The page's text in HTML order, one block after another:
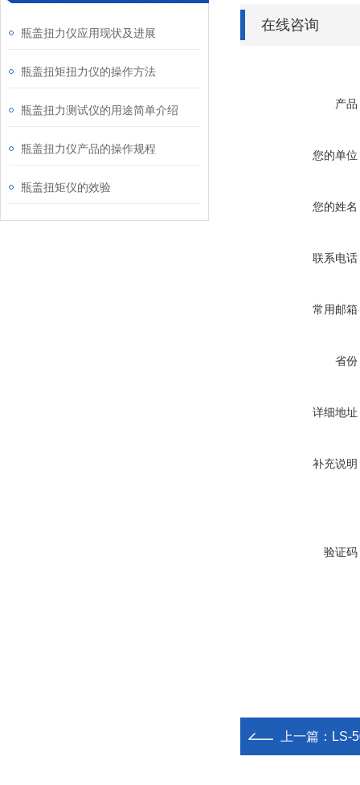
瓶盖扭力仪应用现状及进展
瓶盖扭矩扭力仪的操作方法
瓶盖扭力测试仪的用途简单介绍
瓶盖扭力仪产品的操作规程
瓶盖扭矩仪的效验
在线咨询
产品
您的单位
您的姓名
联系电话
常用邮箱
省份
详细地址
补充说明
验证码
上一篇： LS-